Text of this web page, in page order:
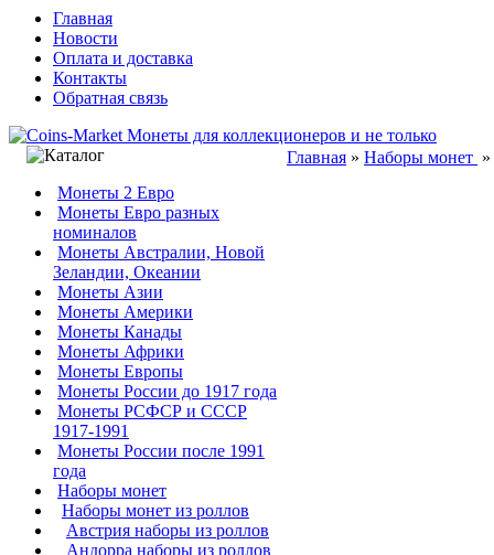
Главная
Новости
Оплата и доставка
Контакты
Обратная связь
Монеты 2 Евро
Монеты Евро разных
номиналов
Монеты Австралии, Новой
Зеландии, Океании
Монеты Азии
Монеты Америки
Монеты Канады
Монеты Африки
Монеты Европы
Монеты России до 1917 года
Монеты РСФСР и СССР
1917-1991
Монеты России после 1991
года
Наборы монет
Наборы монет из роллов
Австрия наборы из роллов
Андорра наборы из роллов
Главная » Наборы монет »